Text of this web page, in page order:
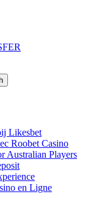
Likesbet
Roobet Casino
Australian Players
en Ligne